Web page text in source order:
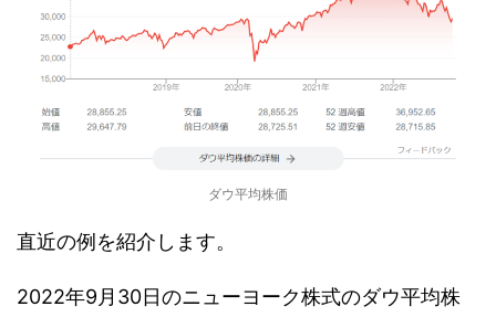
ダウ平均株価
直近の例を紹介します。
2022年9月30日のニューヨーク株式のダウ平均株